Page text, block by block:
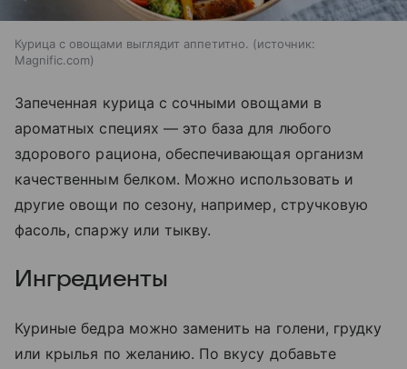
Курица с овощами выглядит аппетитно.
источник:
Magnific.com
Запеченная курица с сочными овощами в
ароматных специях — это база для любого
здорового рациона, обеспечивающая организм
качественным белком. Можно использовать и
другие овощи по сезону, например, стручковую
фасоль, спаржу или тыкву.
Ингредиенты
Куриные бедра можно заменить на голени, грудку
или крылья по желанию. По вкусу добавьте